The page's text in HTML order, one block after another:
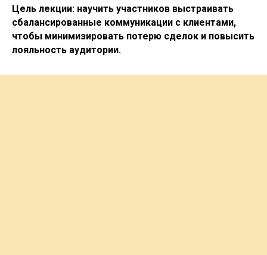
Цель лекции: научить участников выстраивать
сбалансированные коммуникации с клиентами,
чтобы минимизировать потерю сделок и повысить
лояльность аудитории.